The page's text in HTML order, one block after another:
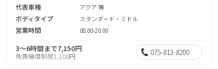
代表車種 アクア 等
ボディタイプ スタンダード・ミドル
営業時間 08:00-20:00
3～6時間まで7,150円
免責補償制度1,100円 075-813-8200